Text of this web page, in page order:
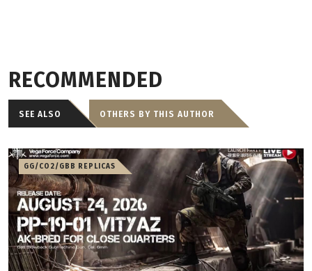
RECOMMENDED
SEE ALSO OTHERS BY THIS AUTHOR
GG/CO2/GBB REPLICAS